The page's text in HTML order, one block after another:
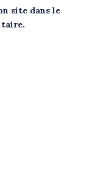
site dans le